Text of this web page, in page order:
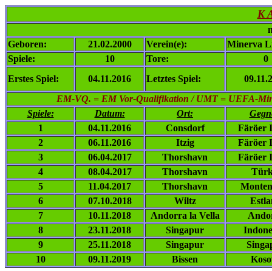
K
Geboren:
21.02.2000 Verein(e):
Minerva
Spiele:
10 Tore:
0
Erstes Spiel:
04.11.2016 Letztes Spiel:
EM-VQ. = EM Vor-Qualifikation / UMT = UEFA-
Spiele:
Datum: Ort:
1
04.11.2016 Consdorf
Färöer
2
06.11.2016 Itzig
Färöer
3
06.04.2017 Thorshavn
Färöer
4
08.04.2017 Thorshavn
5
11.04.2017 Thorshavn
6
07.10.2018 Wiltz
7
10.11.2018 Andorra la Vella
8
23.11.2018 Singapur
9
25.11.2018 Singapur
10
09.11.2019 Bissen